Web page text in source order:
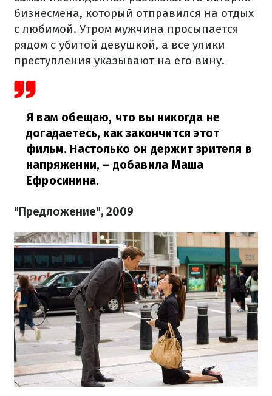
бизнесмена, который отправился на отдых
с любимой. Утром мужчина просыпается
рядом с убитой девушкой, а все улики
преступления указывают на его вину.
Я вам обещаю, что вы никогда не
догадаетесь, как закончится этот
фильм. Настолько он держит зрителя в
напряжении, – добавила Маша
Ефросинина.
"Предложение", 2009